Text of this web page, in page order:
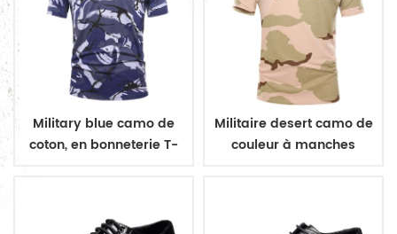
Military blue camo de
coton, en bonneterie T-
Militaire desert camo de
couleur à manches